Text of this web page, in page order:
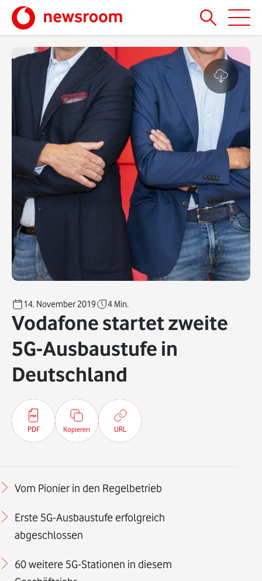
14. November 2019 4 Min.
Vodafone startet zweite
5G-Ausbaustufe in
Deutschland
PDF Kopieren URL
Vom Pionier in den Regelbetrieb
Erste 5G-Ausbaustufe erfolgreich
abgeschlossen
60 weitere 5G-Stationen in diesem